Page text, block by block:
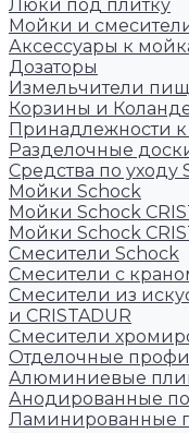
Люки под плитку
Мойки и
Аксессуары к
Дозаторы
Измельчители
Корзины и
Принадлежности
Разделочные
Средства по уходу
Мойки Schock
Мойки Schock
Мойки Schock
Смесители Schock
Cмесители с
Смесители из
и CRISTADUR
Смесители
Отделочные
Алюминиевые
Анодированные
Ламинированные